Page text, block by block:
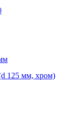
125 мм, хром)